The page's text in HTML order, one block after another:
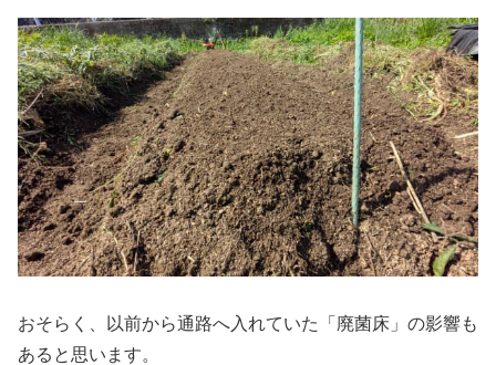
おそらく、以前から通路へ入れていた「廃菌床」の影響も
あると思います。